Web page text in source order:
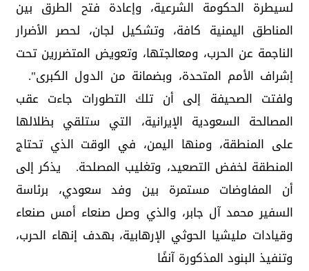
لسيطرة الحكومة الشرعية، وإعادة فتح الطرق بين
المناطق اليمنية كافة، وتشكيل لجان، لحصر الأضرار
الناجمة عن الحرب، ومعالجتها، وتعويض المتضررين تحت
إشراف الأمم المتحدة، وبضمانة من الدول الكبرى".
ولفتت الصحيفة إلى أن تلك التطورات جاءت عقب
المصالحة السعودية الإيرانية، التي ستلقي بظلالها
على المنطقة، ومنها اليمن، في الوقت الذي تحتاج
المنطقة لخفض التصعيد، وتغليب المصلحة. يذكر إلى
أن المفاوضات مستمرة بين وفد سعودي، برئاسة
السفير محمد آل جابر، والذي وصل صنعاء أمس صنعاء
وقيادات مليشيا الحوثي الإرهابية، بهدف إنهاء الحرب،
وتنفيذ البنود المذكورة آنفًا